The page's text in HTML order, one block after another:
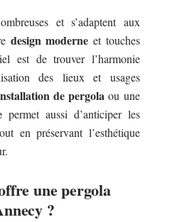
et s’adaptent aux
design moderne et touches
est de trouver l’harmonie
des lieux et usages
de pergola ou une
permet aussi d’anticiper les
en préservant l’esthétique
une pergola
?